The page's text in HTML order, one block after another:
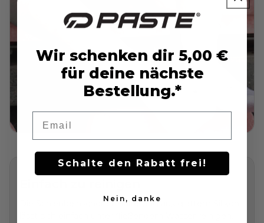
Die Schienbeinschoner Halterung aus glattem Silikon
Wir schenken dir 5,00 €
für deine nächste
Bestellung.*
Schalte den Rabatt frei!
Nein, danke